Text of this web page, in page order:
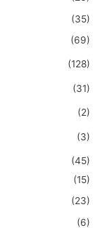
(35)
(69)
(128)
(31)
(2)
(3)
(45)
(15)
(23)
(6)